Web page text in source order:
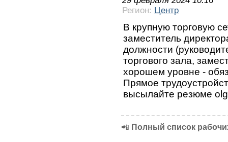
Регион: Центр
В крупную торговую
заместитель
должности
торгового зала,
хорошем уровне -
Прямое
высылайте резюме
📲 Полный список